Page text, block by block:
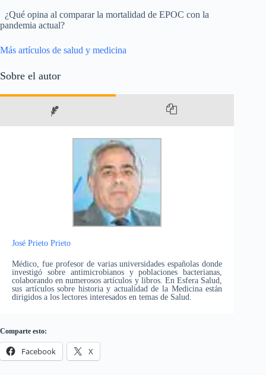
¿Qué opina al comparar la mortalidad de EPOC con la
pandemia actual?
Más artículos de salud y medicina
Sobre el autor
José Prieto Prieto
Médico, fue profesor de varias universidades españolas donde
investigó sobre antimicrobianos y poblaciones bacterianas,
colaborando en numerosos artículos y libros. En Esfera Salud,
sus artículos sobre historia y actualidad de la Medicina están
dirigidos a los lectores interesados en temas de Salud.
Comparte esto:
Facebook X